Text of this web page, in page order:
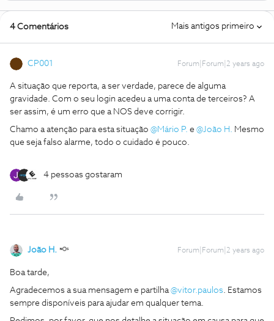
4 Comentários Mais antigos primeiro
CP001 Forum|Forum|2 years ago
A situação que reporta, a ser verdade, parece de alguma
gravidade. Com o seu login acedeu a uma conta de terceiros? A
ser assim, é um erro que a NOS deve corrigir.
Chamo a atenção para esta situação @Mário P. e @João H. Mesmo
que seja falso alarme, todo o cuidado é pouco.
4 pessoas gostaram
João H. Forum|Forum|2 years ago
Boa tarde,
Agradecemos a sua mensagem e partilha@vitor.paulos. Estamos
sempre disponíveis para ajudar em qualquer tema.